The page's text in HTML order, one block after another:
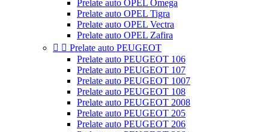
Prelate auto OPEL Omega
Prelate auto OPEL Tigra
Prelate auto OPEL Vectra
Prelate auto OPEL Zafira
  Prelate auto PEUGEOT
Prelate auto PEUGEOT 106
Prelate auto PEUGEOT 107
Prelate auto PEUGEOT 1007
Prelate auto PEUGEOT 108
Prelate auto PEUGEOT 2008
Prelate auto PEUGEOT 205
Prelate auto PEUGEOT 206